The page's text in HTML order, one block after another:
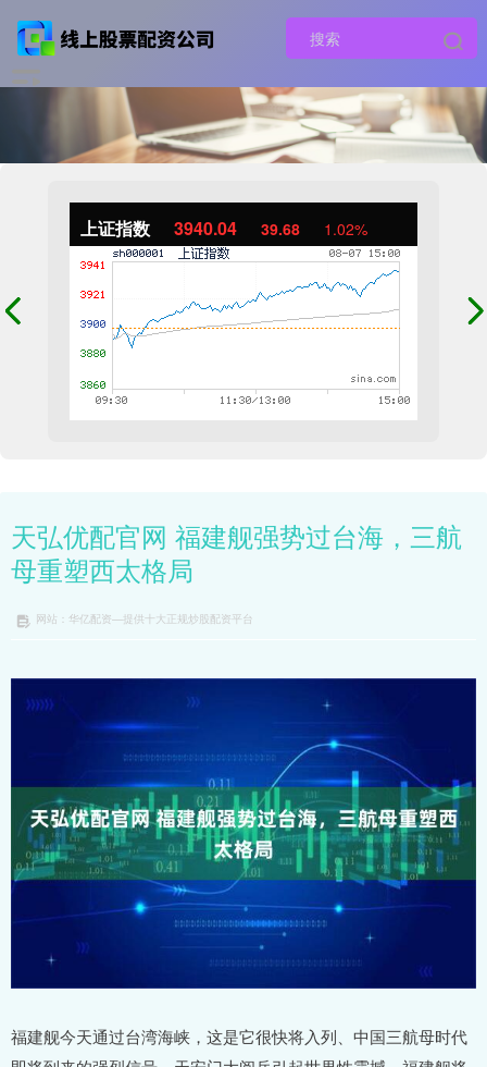
上证指数 3940.04 39.68 1.02%
天弘优配官网 福建舰强势过台海，三航
母重塑西太格局
网站：华亿配资—提供十大正规炒股配资平台
福建舰今天通过台湾海峡，这是它很快将入列、中国三航母时代